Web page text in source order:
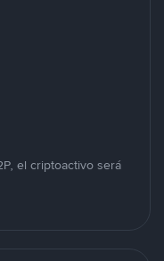
el criptoactivo será